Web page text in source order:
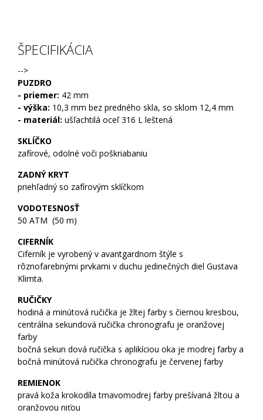
ŠPECIFIKÁCIA
-->
PUZDRO
- priemer: 42 mm
- výška: 10,3 mm bez predného skla, so sklom 12,4 mm
- materiál: ušľachtilá oceľ 316 L leštená
SKLÍČKO
zafírové, odolné voči poškriabaniu
ZADNÝ KRYT
priehľadný so zafírovým sklíčkom
VODOTESNOSŤ
50 ATM (50 m)
CIFERNÍK
Ciferník je vyrobený v avantgardnom štýle s
rôznofarebnými prvkami v duchu jedinečných diel Gustava
Klimta.
RUČIČKY
hodiná a minútová ručička je žltej farby s čiernou kresbou,
centrálna sekundová ručička chronografu je oranžovej
farby
bočná sekun dová ručička s aplikíciou oka je modrej farby a
bočná minútová ručička chronografu je červenej farby
REMIENOK
pravá koža krokodíla tmavomodrej farby prešívaná žltou a
oranžovou niťou